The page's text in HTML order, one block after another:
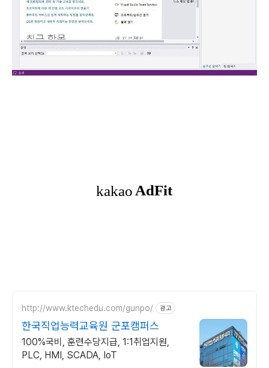
http://www.ktechedu.com/gunpo/ 광고
한국직업능력교육원 군포캠퍼스
100%국비, 훈련수당지급, 1:1취업지원,
PLC, HMI, SCADA, IoT